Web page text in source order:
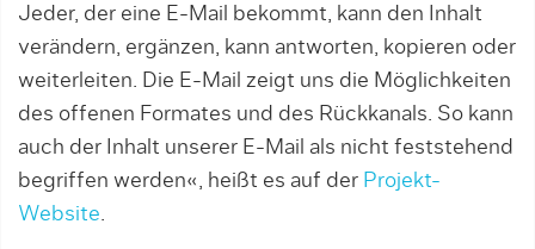
Jeder, der eine E-Mail bekommt, kann den Inhalt
verändern, ergänzen, kann antworten, kopieren oder
weiterleiten. Die E-Mail zeigt uns die Möglichkeiten
des offenen Formates und des Rückkanals. So kann
auch der Inhalt unserer E-Mail als nicht feststehend
begriffen werden«, heißt es auf der Projekt-
Website